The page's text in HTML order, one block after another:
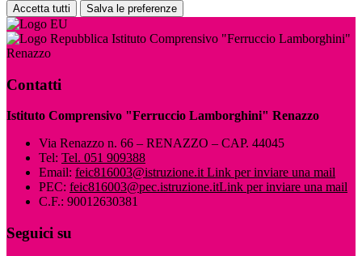
Accetta tutti Salva le preferenze
Istituto Comprensivo "Ferruccio Lamborghini"
Renazzo
Contatti
Istituto Comprensivo "Ferruccio Lamborghini" Renazzo
Via Renazzo n. 66 – RENAZZO – CAP. 44045
Tel: Tel. 051 909388
Email: feic816003@istruzione.it Link per inviare una mail
PEC: feic816003@pec.istruzione.itLink per inviare una mail
C.F.: 90012630381
Seguici su